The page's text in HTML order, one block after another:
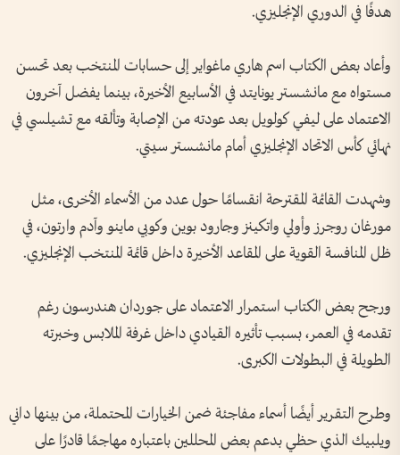
هدفًا في الدوري الإنجليزي.
وأعاد بعض الكتاب اسم هاري ماغواير إلى حسابات المنتخب بعد تحسن
مستواه مع مانشستر يونايتد في الأسابيع الأخيرة، بينما يفضل آخرون
الاعتماد على ليفي كولويل بعد عودته من الإصابة وتألقه مع تشيلسي في
نهائي كأس الاتحاد الإنجليزي أمام مانشستر سيتي.
وشهدت القائمة المقترحة انقسامًا حول عدد من الأسماء الأخرى، مثل
مورغان روجرز وأولي واتكينز وجارود بوين وكوبي ماينو وآدم وارتون، في
ظل المنافسة القوية على المقاعد الأخيرة داخل قائمة المنتخب الإنجليزي.
ورجح بعض الكتاب استمرار الاعتماد على جوردان هندرسون رغم
تقدمه في العمر، بسبب تأثيره القيادي داخل غرفة الملابس وخبرته
الطويلة في البطولات الكبرى.
وطرح التقرير أيضًا أسماء مفاجئة ضمن الخيارات المحتملة، من بينها داني
ويلبيك الذي حظي بدعم بعض المحللين باعتباره مهاجمًا قادرًا على